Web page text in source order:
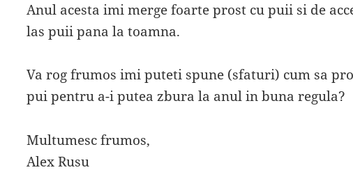
Anul acesta imi merge foarte prost cu puii si de
las puii pana la toamna.
Va rog frumos imi puteti spune (sfaturi) cum sa
pui pentru a-i putea zbura la anul in buna regula?
Multumesc frumos,
Alex Rusu